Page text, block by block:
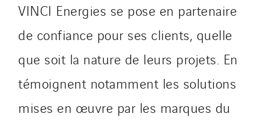
VINCI Energies se pose en partenaire
de confiance pour ses clients, quelle
que soit la nature de leurs projets. En
témoignent notamment les solutions
mises en œuvre par les marques du